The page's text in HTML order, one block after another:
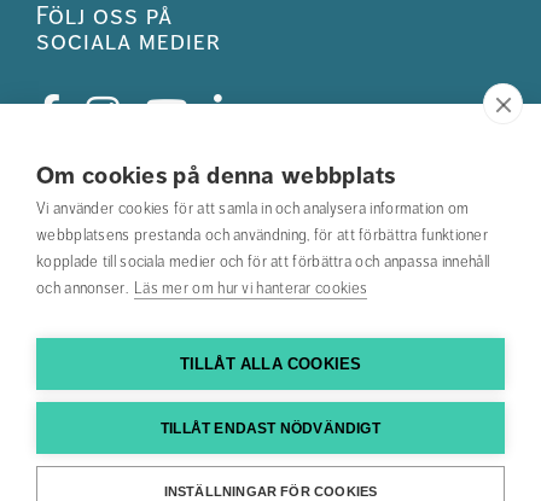
Om cookies på denna webbplats
Vi använder cookies för att samla in och analysera information om
webbplatsens prestanda och användning, för att förbättra funktioner
kopplade till sociala medier och för att förbättra och anpassa innehåll
och annonser. Läs mer om hur vi hanterar cookies
TILLÅT ALLA COOKIES
TILLÅT ENDAST NÖDVÄNDIGT
INSTÄLLNINGAR FÖR COOKIES
Följ oss på
sociala medier
Studentkåren
Hitta din utbildning
Hitta medarbetare
Hitta till oss
Tillgänglighetsredogörelse